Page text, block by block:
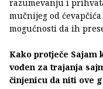
razumevanju i
mučnijeg od
mogućnosti da ih
Kako protječe Sajam
vođen za trajanja
činjenicu da niti ove